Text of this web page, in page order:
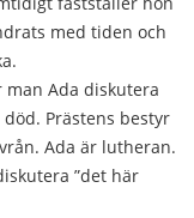
med tiden och
Ada diskutera
Prästens bestyr
Ada är lutheran.
”det här